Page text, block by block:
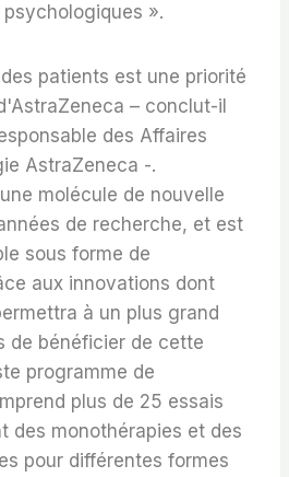
».
patients est une priorité
– conclut-il
des Affaires
AstraZeneca -.
molécule de nouvelle
de recherche, et est
sous forme de
aux innovations dont
à un plus grand
de bénéficier de cette
programme de
plus de 25 essais
des monothérapies et des
pour différentes formes